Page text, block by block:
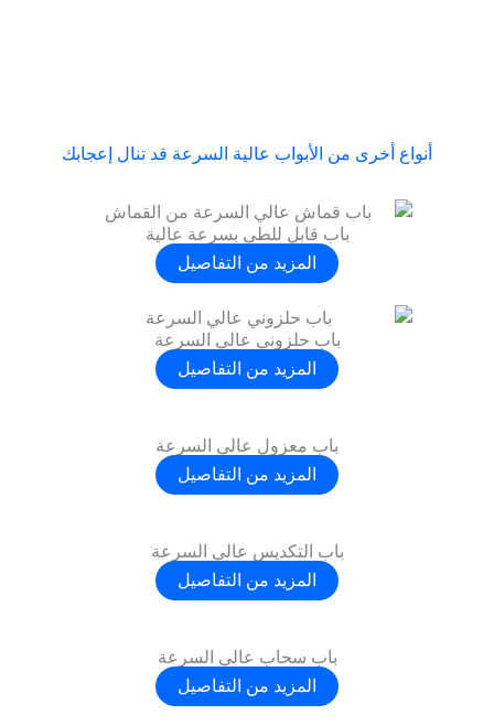
أنواع أخرى من الأبواب عالية السرعة قد تنال إعجابك
باب قابل للطي بسرعة عالية
المزيد من التفاصيل
باب حلزوني عالي السرعة
المزيد من التفاصيل
باب معزول عالي السرعة
المزيد من التفاصيل
باب التكديس عالي السرعة
المزيد من التفاصيل
باب سحاب عالي السرعة
المزيد من التفاصيل